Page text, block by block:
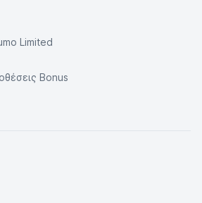
Limited
Bonus